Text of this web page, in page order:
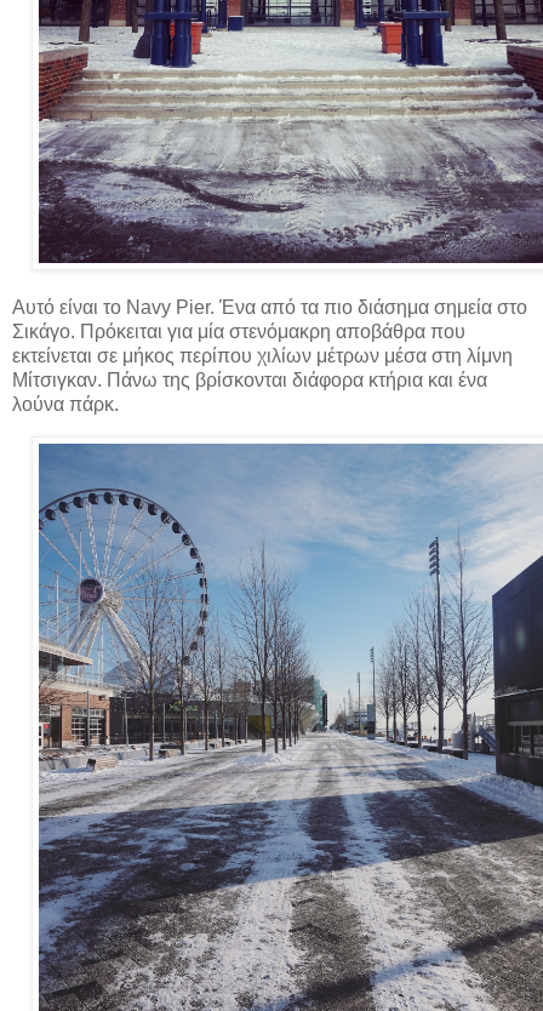
Αυτό είναι το Navy Pier. Ένα από τα πιο διάσημα σημεία στο
Σικάγο. Πρόκειται για μία στενόμακρη αποβάθρα που
εκτείνεται σε μήκος περίπου χιλίων μέτρων μέσα στη λίμνη
Μίτσιγκαν. Πάνω της βρίσκονται διάφορα κτήρια και ένα
λούνα πάρκ.